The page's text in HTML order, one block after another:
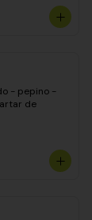
- pepino -
de